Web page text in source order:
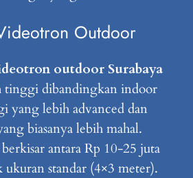
Outdoor
outdoor Surabaya
tinggi dibandingkan indoor
yang lebih advanced dan
biasanya lebih mahal.
antara Rp 10-25 juta
standar (4×3 meter).